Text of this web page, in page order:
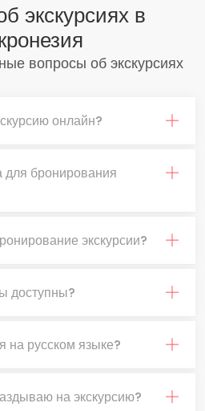
экскурсиях в
вопросы об экскурсиях
онлайн?
бронирования
экскурсии?
доступны?
на русском языке?
на экскурсию?